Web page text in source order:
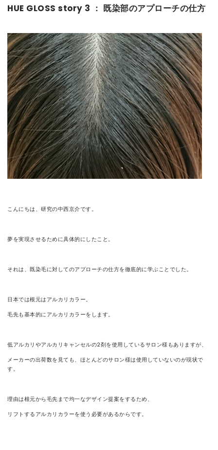
HUE GLOSS story 3 ： 既染部のアプローチの仕方
こんにちは、研究の中西京介です。
夢を実現させるために具体的にしたこと。
それは、既染毛に対してのアプローチの仕方を徹底的に学ぶことでした。
日本では根元はアルカリカラー。
毛先も基本的にアルカリカラーをします。
低アルカリやアルカリキャンセルの2剤を使用しているサロン様もありますが、
メーカーの出荷数を見ても、ほとんどのサロン様は使用していないのが現状で
す。
理由は根元から毛先まで均一なデザイン提案をするため、
リフトするアルカリカラーを使う必要があるからです。
RECRUIT
CONTACT